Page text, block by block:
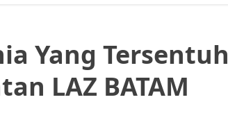
Yang Tersentuh
LAZ BATAM